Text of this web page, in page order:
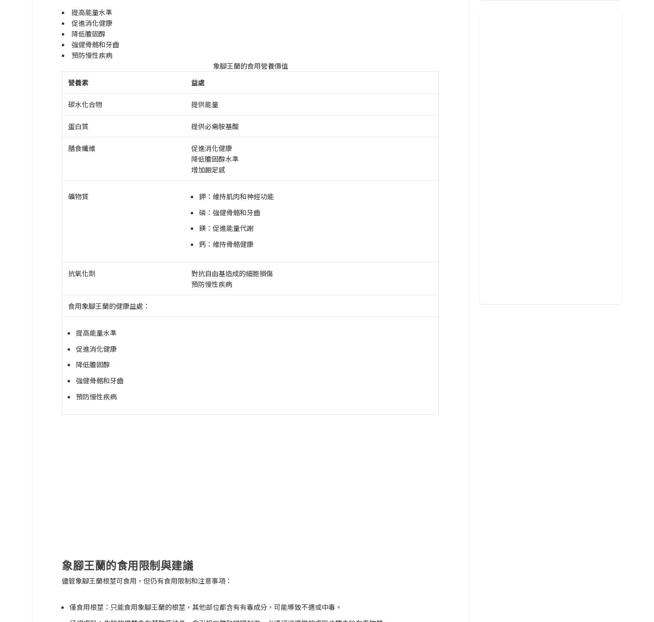
提高能量水準
促進消化健康
降低膽固醇
強健骨骼和牙齒
預防慢性疾病
象腳王蘭的食用營養價值
營養素
益處
碳水化合物 提供能量
蛋白質 提供必需胺基酸
膳食纖維
促進消化健康
降低膽固醇水準
增加飽足感
礦物質
鉀：維持肌肉和神經功能
磷：強健骨骼和牙齒
鎂：促進能量代謝
鈣：維持骨骼健康
抗氧化劑
對抗自由基造成的細胞損傷
預防慢性疾病
食用象腳王蘭的健康益處：
提高能量水準
促進消化健康
降低膽固醇
強健骨骼和牙齒
預防慢性疾病
象腳王蘭的食用限制與建議
儘管象腳王蘭根莖可食用，但仍有食用限制和注意事項：
僅食用根莖： 只能食用象腳王蘭的根莖，其他部位都含有有毒成分，可能導致不適或中毒。